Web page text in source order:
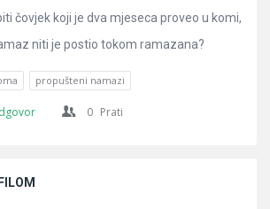
čovjek koji je dva mjeseca proveo u komi,
niti je postio tokom ramazana?
propušteni namazi
0 Prati